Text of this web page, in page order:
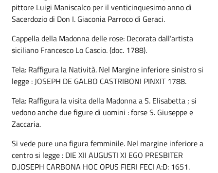
pittore Luigi Maniscalco per il venticinquesimo anno di
Sacerdozio di Don I. Giaconia Parroco di Geraci.
Cappella della Madonna delle rose: Decorata dall’artista
siciliano Francesco Lo Cascio. (doc. 1788).
Tela: Raffigura la Natività. Nel Margine inferiore sinistro si
legge : JOSEPH DE GALBO CASTRIBONI PINXIT 1788.
Tela: Raffigura la visita della Madonna a S. Elisabetta ; si
vedono anche due figure di uomini : forse S. Giuseppe e
Zaccaria.
Si vede pure una figura femminile. Nel margine inferiore a
centro si legge : DIE XII AUGUSTI XI EGO PRESBITER
D.JOSEPH CARBONA HOC OPUS FIERI FECI A:D: 1651.